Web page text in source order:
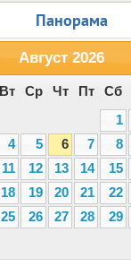
Панорама
Август 2026
Вт Ср Чт Пт Сб
1
4 5 6 7 8
11 12 13 14 15
18 19 20 21 22
25 26 27 28 29